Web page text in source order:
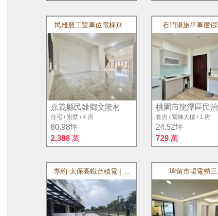
民雄農工雙車位電梯別...
嘉義縣民雄鄉文隆村
住宅 / 別墅 /4 房
80.98坪
2,388 萬
石門湯旅平車度
桃園市龍潭區民
套房 / 電梯大樓 / 1 房
24.52坪
729 萬
專約-太保高鐵台積電｜... 埤角市場電梯